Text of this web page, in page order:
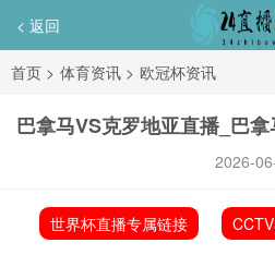
< 返回
首页 > 体育资讯 > 欧冠杯资讯
巴拿马VS克罗地亚直播_巴
2026-
世界杯直播专属链接